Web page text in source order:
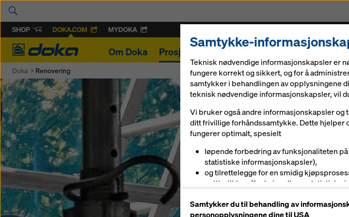
SHOP DOKA.COM MYDOKA
Doka
Om Doka Prosjekter Løsninger Digitale løsninger
Doka Renovering
Samtykke-
Teknisk nødvendige informasjonskapsler er
fungere korrekt og sikkert, og for å
samtykker i behandlingen av opplysningene
teknisk nødvendige informasjonskapsler, vil
Vi bruker også andre informasjonskapsler
ditt frivillige forhåndssamtykke. Dette hjelper
fungerer optimalt, spesielt
løpende forbedring av funksjonaliteten
statistiske informasjonskapsler),
og tilrettelegge for en smidig
nettbutikken (funksjonelle og statistiske
(markedsføringsinformasjonskapsler).
Samtykker du til behandling av
personopplysningene dine til USA